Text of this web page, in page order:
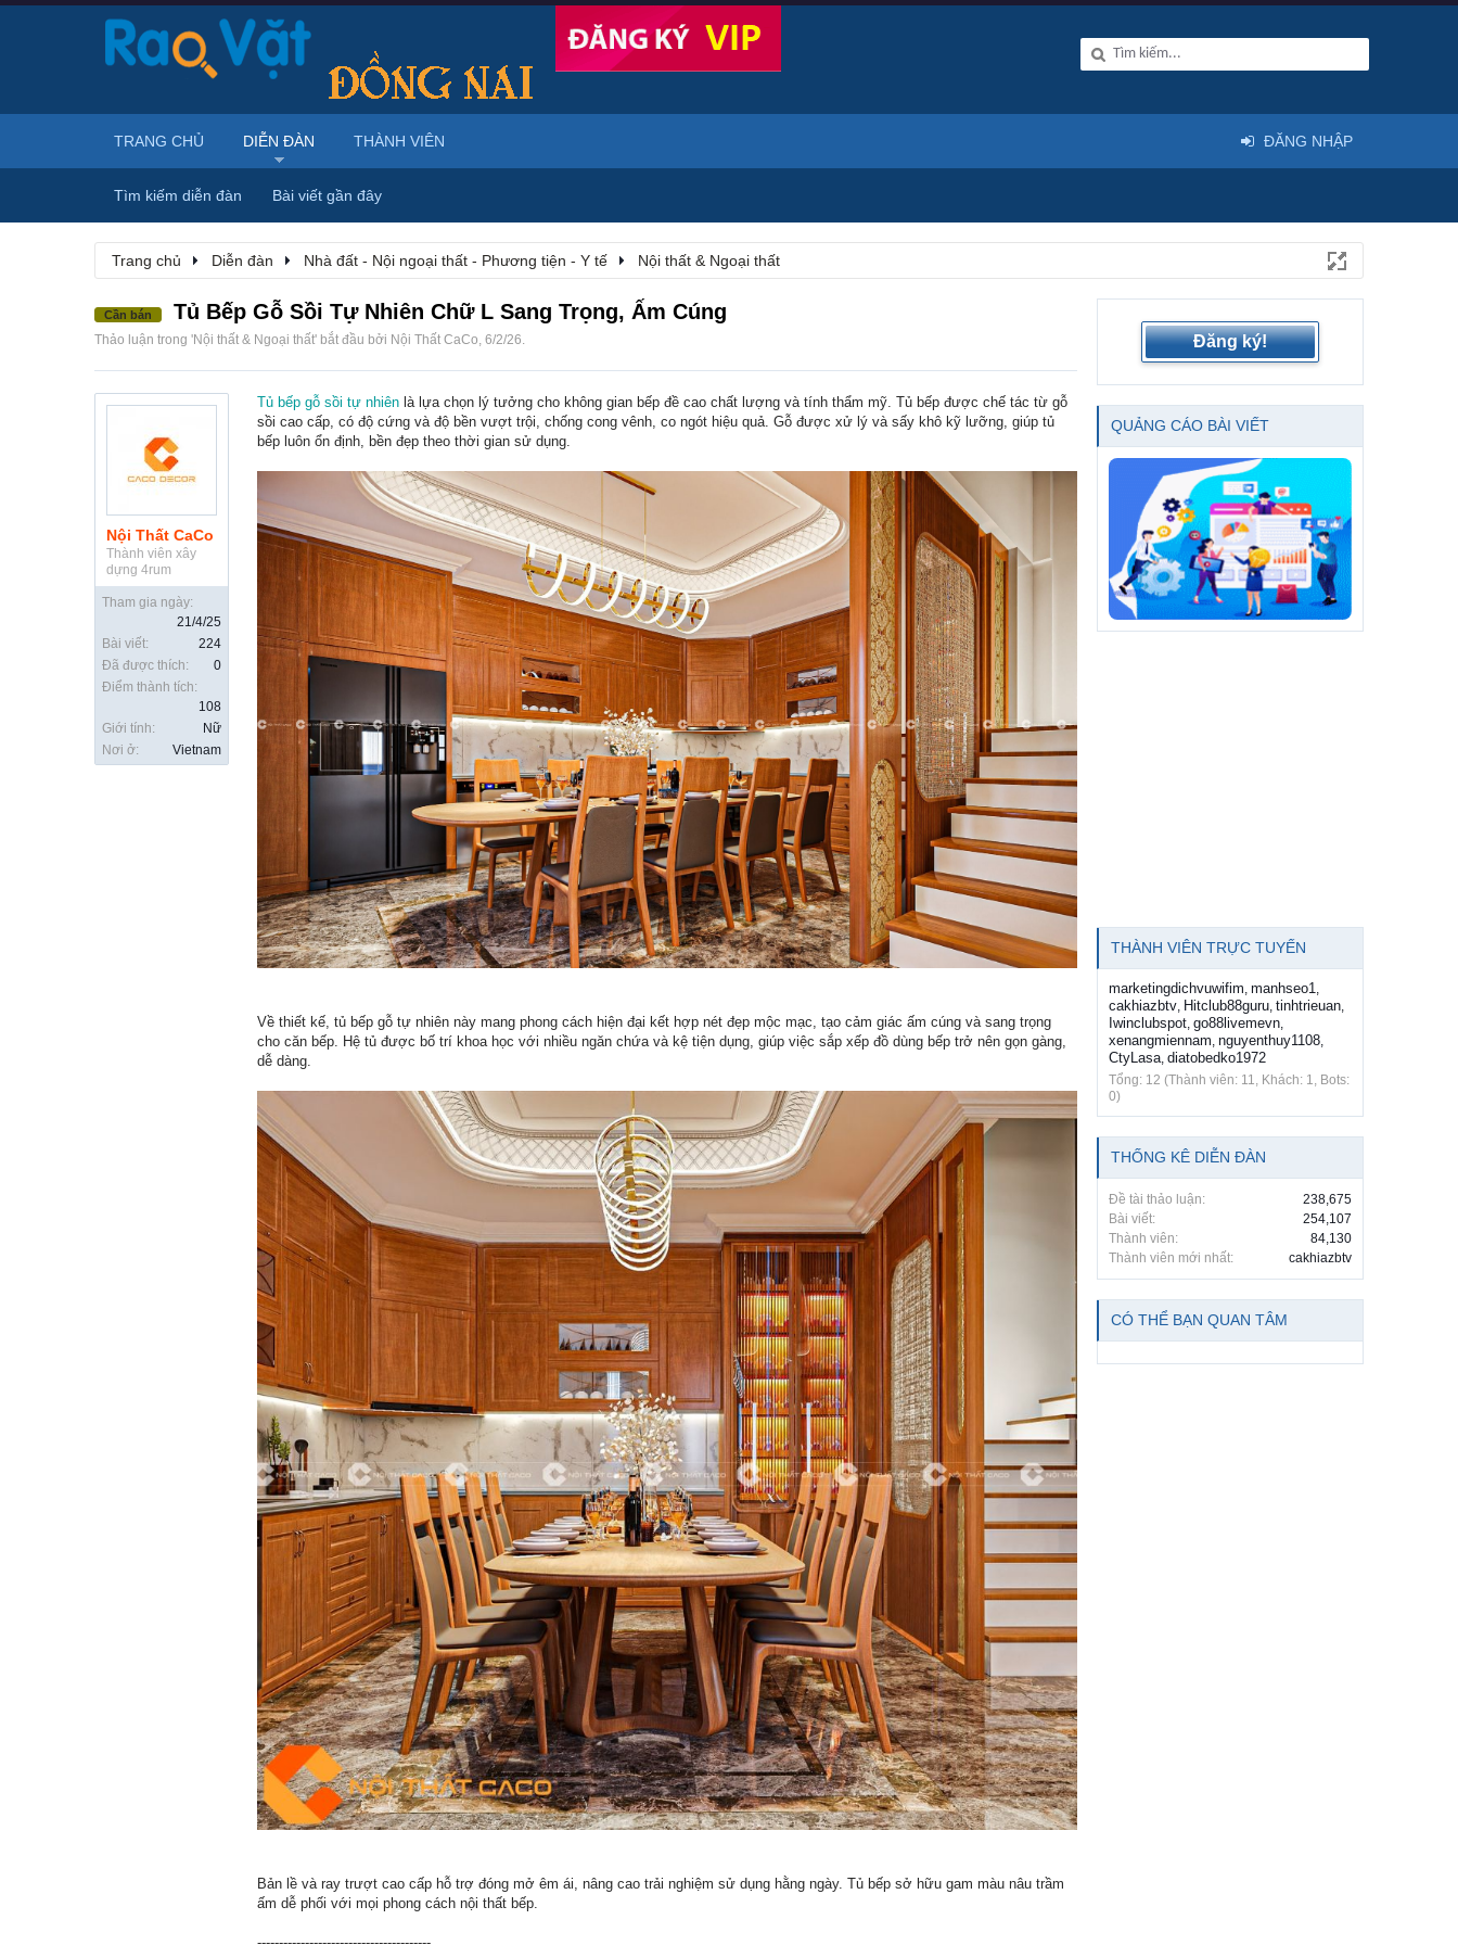
Trang chủ Diễn đàn Nhà đất - Nội ngoại thất - Phương tiện - Y tế Nội thất & Ngoại thất
Cần bán Tủ Bếp Gỗ Sồi Tự Nhiên Chữ L Sang Trọng, Ấm Cúng
Thảo luận trong 'Nội thất & Ngoại thất' bắt đầu bởi Nội Thất CaCo, 6/2/26.
Nội Thất CaCo
Thành viên xây
dựng 4rum
Tham gia ngày:
21/4/25
Bài viết:
224
Đã được thích:
0
Điểm thành tích:
108
Giới tính:
Nữ
Nơi ở:
Vietnam
Tủ bếp gỗ sồi tự nhiên là lựa chọn lý tưởng cho không gian bếp đề cao chất lượng và tính thẩm mỹ. Tủ bếp được chế tác từ gỗ
sồi cao cấp, có độ cứng và độ bền vượt trội, chống cong vênh, co ngót hiệu quả. Gỗ được xử lý và sấy khô kỹ lưỡng, giúp tủ
bếp luôn ổn định, bền đẹp theo thời gian sử dụng.
Về thiết kế, tủ bếp gỗ tự nhiên này mang phong cách hiện đại kết hợp nét đẹp mộc mạc, tạo cảm giác ấm cúng và sang trọng
cho căn bếp. Hệ tủ được bố trí khoa học với nhiều ngăn chứa và kệ tiện dụng, giúp việc sắp xếp đồ dùng bếp trở nên gọn gàng,
dễ dàng.
Bản lề và ray trượt cao cấp hỗ trợ đóng mở êm ái, nâng cao trải nghiệm sử dụng hằng ngày. Tủ bếp sở hữu gam màu nâu trầm
ấm dễ phối với mọi phong cách nội thất bếp.
Đăng ký!
QUẢNG CÁO BÀI VIẾT
THÀNH VIÊN TRỰC TUYẾN
marketingdichvuwifim, manhseo1,
cakhiazbtv, Hitclub88guru, tinhtrieuan,
Iwinclubspot, go88livemevn,
xenangmiennam, nguyenthuy1108,
CtyLasa, diatobedko1972
Tổng: 12 (Thành viên: 11, Khách: 1, Bots:
0)
THỐNG KÊ DIỄN ĐÀN
Đề tài thảo luận:
238,675
Bài viết:
254,107
Thành viên:
84,130
Thành viên mới nhất:
cakhiazbtv
CÓ THỂ BẠN QUAN TÂM
TRANG CHỦ DIỄN ĐÀN
Tìm kiếm diễn đàn Bài viết gần đây
THÀNH VIÊN ĐĂNG NHẬP